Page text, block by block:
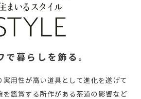
で暮らしを飾る。
用性が高い道具として進化を遂げて
を鑑賞する所作がある茶道の影響など